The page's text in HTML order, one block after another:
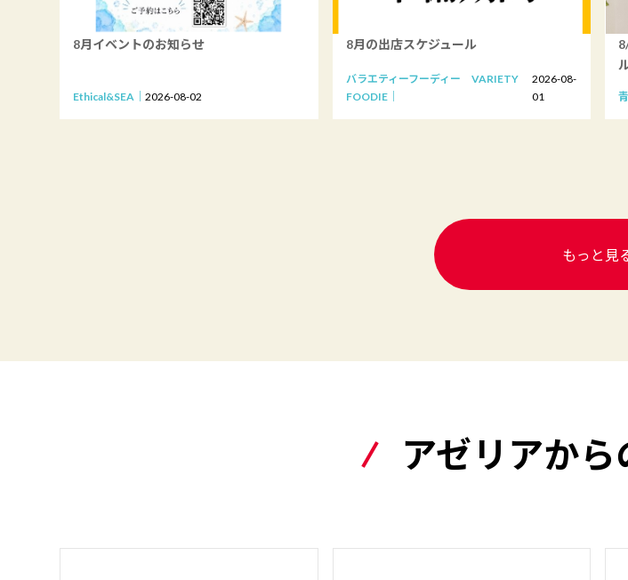
8月イベントのお知らせ
Ethical&SEA 2026-08-02
8月の出店スケジュール
バラエティーフーディー VARIETY
FOODIE
2026-08-
01
もっと見
アゼリアか